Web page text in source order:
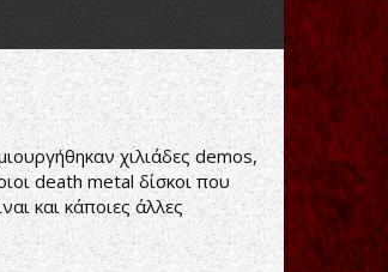
χιλιάδες demos,
death metal δίσκοι που
και κάποιες άλλες